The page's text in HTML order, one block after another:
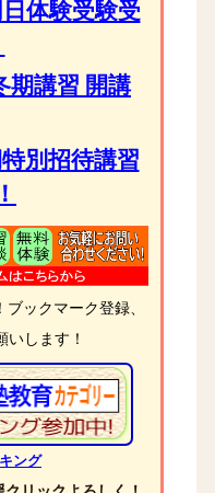
体験受験受
期講習 開講
別招待講習
ックマーク登録、
いします！
ング